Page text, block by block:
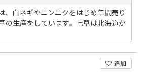
、白ネギやニンニクをはじめ年間売り
の生産をしています。七草は北海道か
追加